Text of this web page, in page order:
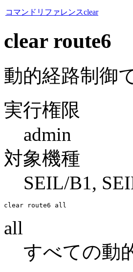
コマンドリファレンスclear
clear route6
動的経路制御
実行権限
admin
対象機種
SEIL/B1,
clear route6 all
all
すべての動